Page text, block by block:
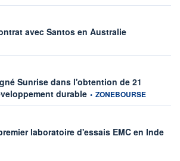
avec Santos en Australie
Sunrise dans l'obtention de 21
durable information fournie par
• ZONEBOURSE
laboratoire d'essais EMC en Inde